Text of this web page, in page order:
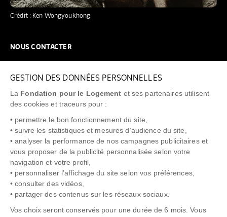
GESTION DES DONNÉES PERSONNELLES
La Fondation pour le Logement et ses partenaires utilisent
des cookies et traceurs pour :
• permettre le bon fonctionnement du site,
• suivre les statistiques et mesures d’audience du site,
• analyser la performance de nos campagnes publicitaires et
vous proposer de la publicité personnalisée selon votre
navigation et votre profil,
• personnaliser l’affichage du site selon vos préférences,
• consulter des vidéos,
• partager des contenus sur les réseaux sociaux.
Vos choix seront conservés pour une durée de 6 mois. Vous
Crédit : Ken Wongyoukhong
NOUS CONTACTER
FAQ
NEWSLETTER
"Allô Prévention Expulsion" 0805 299 049